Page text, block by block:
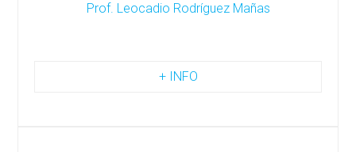
Prof. Leocadio Rodríguez Mañas
+ INFO